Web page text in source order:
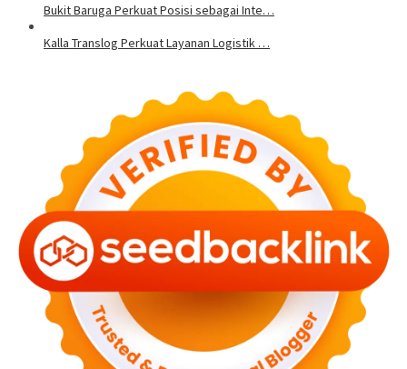
Bukit Baruga Perkuat Posisi sebagai Inte…
Kalla Translog Perkuat Layanan Logistik …